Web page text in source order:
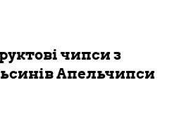
чипси з
Апельчипси